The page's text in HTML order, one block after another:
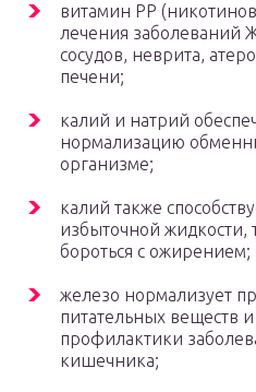
витамин PP
лечения заболеваний
сосудов, неврита,
печени;
калий и натрий
нормализацию
организме;
калий также
избыточной жидкости,
бороться с ожирением;
железо нормализует
питательных веществ
профилактики
кишечника;